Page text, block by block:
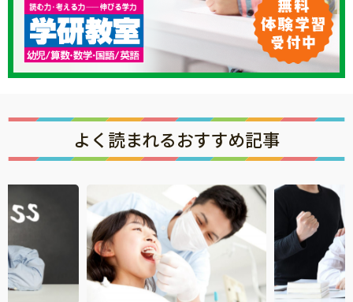
「こそだてまっぷ」とは
サイトのご利⽤にあたって
個⼈情報について
よく読まれるおすすめ記事